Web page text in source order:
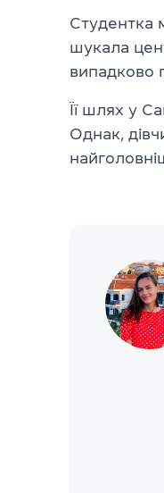
Студентка
шукала
випадково
Її шлях у
Однак,